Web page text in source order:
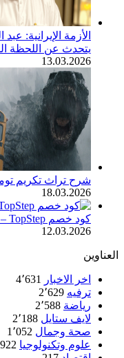
الأزمة الإيرانية:
يتحدث عن اللحظة
13.03.2026
شرح تراث تكريم
18.03.2026
كود خصم TopStep – أموال متواضعة
12.03.2026
العناوين
اخر الاخبار 4٬631
ترفيه 2٬629
رياضة 2٬588
لايف ستايل 2٬188
صحة وجمال 1٬052
علوم وتكنولوجيا 922